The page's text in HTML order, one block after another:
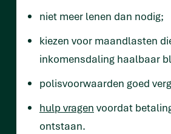
niet meer lenen dan nodig;
kiezen voor maandlasten
inkomensdaling haalbaar
polisvoorwaarden goed
hulp vragen voordat
ontstaan.